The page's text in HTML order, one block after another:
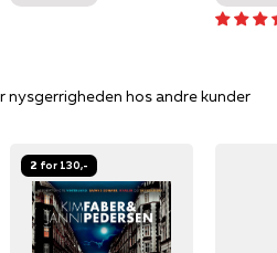
nysgerrigheden hos andre kunder
2 for 130,-